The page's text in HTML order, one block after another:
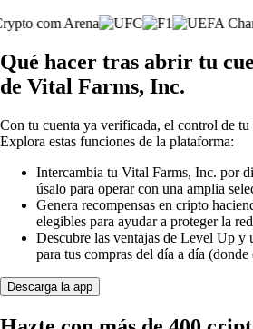
Qué hacer tras abrir tu
de Vital Farms, Inc.
Con tu cuenta ya verificada, el control de tu
Explora estas funciones de la plataforma:
Intercambia tu Vital Farms, Inc. por
úsalo para operar con una amplia
Genera recompensas en cripto
elegibles para ayudar a proteger la
Descubre las ventajas de Level Up y
para tus compras del día a día (donde
Descarga la app